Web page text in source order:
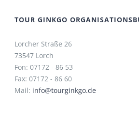
TOUR GINKGO
Lorcher Straße 26
73547 Lorch
Fon: 07172 - 86 53
Fax: 07172 - 86 60
Mail: info@tourginkgo.de